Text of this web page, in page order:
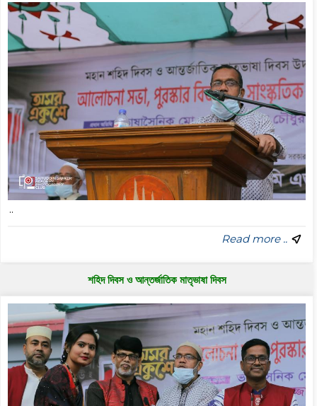
..
Read more ..
শহিদ দিবস ও আন্তর্জাতিক মাতৃভাষা দিবস